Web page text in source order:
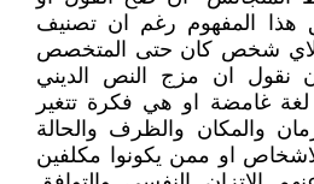
هذا المفهوم رغم ان تصنيف
شخص كان حتى المتخصص
نقول ان مزج النص الديني
لغة غامضة او هي فكرة تتغير
والمكان والظرف والحالة
او ممن يكونوا مكلفين